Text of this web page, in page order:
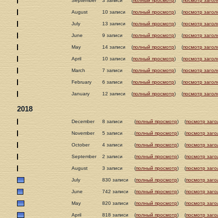
August 10 записи (полный просмотр) (посмотр
July 13 записи (полный просмотр) (посмотр
June 9 записи (полный просмотр) (посмотр
May 14 записи (полный просмотр) (посмотр
April 10 записи (полный просмотр) (посмотр
March 7 записи (полный просмотр) (посмотр
February 6 записи (полный просмотр) (посмотр
January 12 записи (полный просмотр) (посмотр
2018
December 8 записи (полный просмотр) (посмотр
November 5 записи (полный просмотр) (посмотр
October 4 записи (полный просмотр) (посмотр
September 2 записи (полный просмотр) (посмотр
August 3 записи (полный просмотр) (посмотр
July 830 записи (полный просмотр) (посмотр
June 742 записи (полный просмотр) (посмотр
May 820 записи (полный просмотр) (посмотр
April 818 записи (полный просмотр) (посмотр